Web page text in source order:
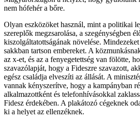
nem hófehér a bőre.
Olyan eszközöket használ, mint a politikai
szereplők megzsarolása, a szegénységben
kiszolgáltatottságának növelése.
sakkban tartson embereket. A
az x-et, és az a fenyegetettség van fölötte,
szavazólapját, hogy a Fideszre szavazott,
egész családja elveszíti az állását. A
vannak kényszerítve, hogy a kampányban
alkalmazottként és telefonhívásokkal
Fidesz érdekében. A plakátozó cégeknek
ki a helyet az ellenzéknek.